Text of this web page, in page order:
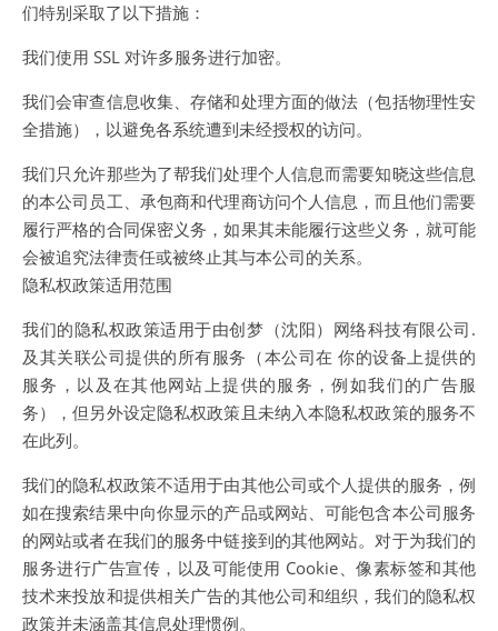
们特别采取了以下措施：
我们使用 SSL 对许多服务进行加密。
我们会审查信息收集、存储和处理方面的做法（包括物理性安
全措施），以避免各系统遭到未经授权的访问。
我们只允许那些为了帮我们处理个人信息而需要知晓这些信息
的本公司员工、承包商和代理商访问个人信息，而且他们需要
履行严格的合同保密义务，如果其未能履行这些义务，就可能
会被追究法律责任或被终止其与本公司的关系。
隐私权政策适用范围
我们的隐私权政策适用于由创梦（沈阳）网络科技有限公司.
及其关联公司提供的所有服务（本公司在 你的设备上提供的
服务，以及在其他网站上提供的服务，例如我们的广告服
务），但另外设定隐私权政策且未纳入本隐私权政策的服务不
在此列。
我们的隐私权政策不适用于由其他公司或个人提供的服务，例
如在搜索结果中向你显示的产品或网站、可能包含本公司服务
的网站或者在我们的服务中链接到的其他网站。对于为我们的
服务进行广告宣传，以及可能使用 Cookie、像素标签和其他
技术来投放和提供相关广告的其他公司和组织，我们的隐私权
政策并未涵盖其信息处理惯例。